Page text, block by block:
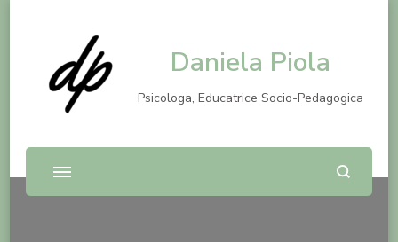
Daniela Piola
Psicologa, Educatrice Socio-Pedagogica